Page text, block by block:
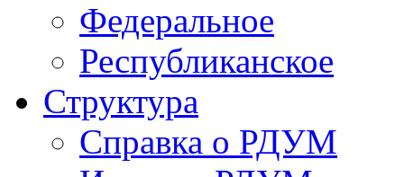
Федеральное
Республиканское
Структура
Справка о РДУМ